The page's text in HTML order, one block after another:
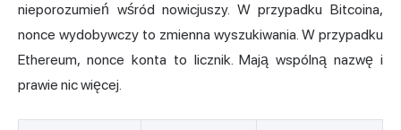
nieporozumień wśród nowicjuszy. W przypadku Bitcoina,
nonce wydobywczy to zmienna wyszukiwania. W przypadku
Ethereum, nonce konta to licznik. Mają wspólną nazwę i
prawie nic więcej.